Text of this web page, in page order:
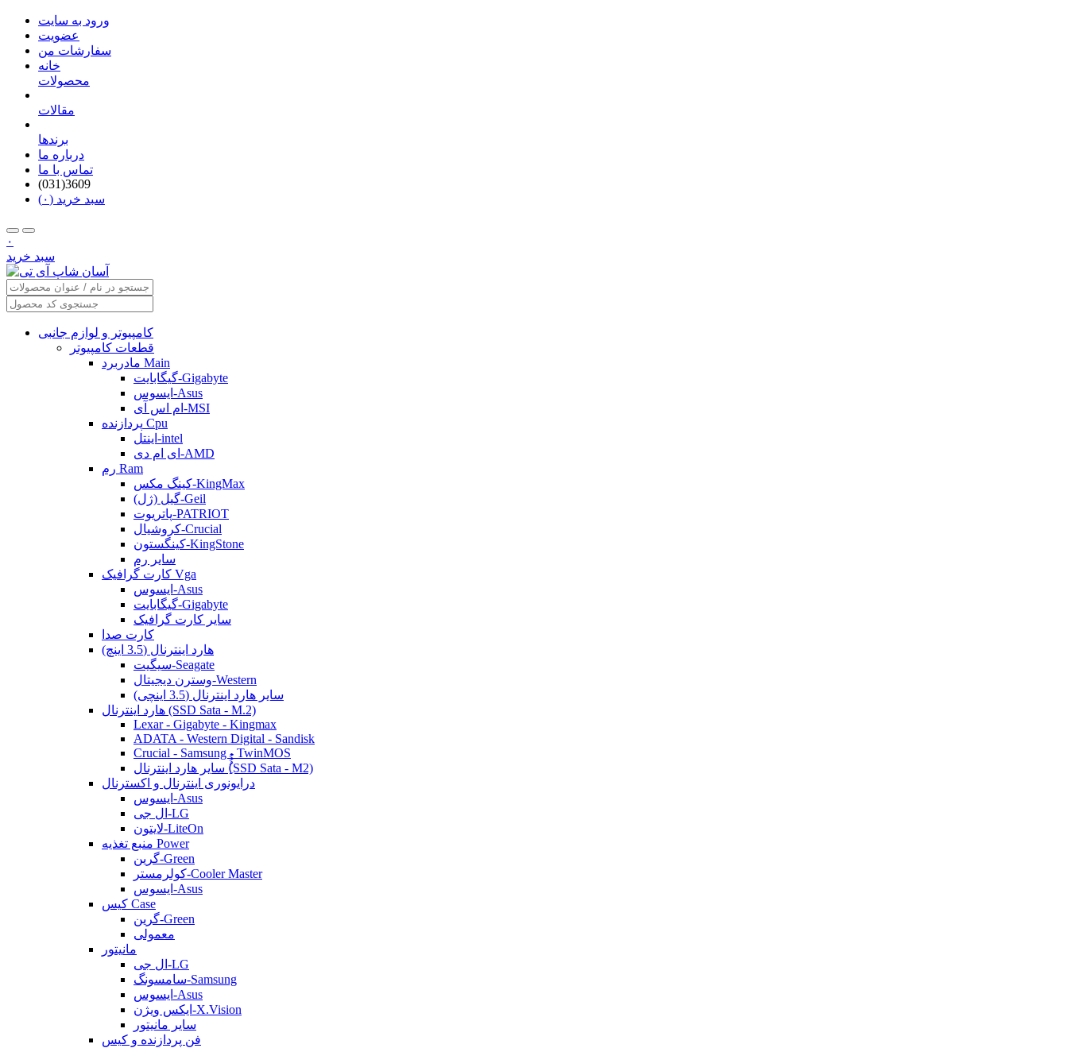
ورود به سایت
عضویت
سفارشات من
خانه
محصولات
مقالات
برندها
درباره ما
تماس با ما
(031)3609
سبد خرید (۰)
۰
سبد خرید
کامپیوتر و لوازم جانبی
قطعات کامپیوتر
مادربرد Main
گیگابایت-Gigabyte
ایسوس-Asus
ام اس آی-MSI
پردازنده Cpu
اینتل-intel
ای ام دی-AMD
رم Ram
کینگ مکس-KingMax
گیل (ژل)-Geil
پاتریوت-PATRIOT
کروشیال-Crucial
کینگستون-KingStone
سایر رم
کارت گرافیک Vga
ایسوس-Asus
گیگابایت-Gigabyte
سایر کارت گرافیک
کارت صدا
هارد اینترنال (3.5 اینچ)
سیگیت-Seagate
وسترن دیجیتال-Western
سایر هارد اینترنال (3.5 اینچی)
هارد اینترنال (SSD Sata - M.2)
Lexar - Gigabyte - Kingmax
ADATA - Western Digital - Sandisk
Crucial - Samsung - TwinMOS
سایر هارد اینترنال (ُُُِSSD Sata - M2)
درایونوری اینترنال و اکسترنال
ایسوس-Asus
ال جی-LG
لایتون-LiteOn
منبع تغذیه Power
گرین-Green
کولرمستر-Cooler Master
ایسوس-Asus
کیس Case
گرین-Green
معمولی
مانیتور
ال جی-LG
سامسونگ-Samsung
ایسوس-Asus
ایکس ویژن-X.Vision
سایر مانیتور
فن پردازنده و کیس